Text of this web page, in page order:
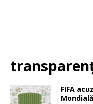
FIFA